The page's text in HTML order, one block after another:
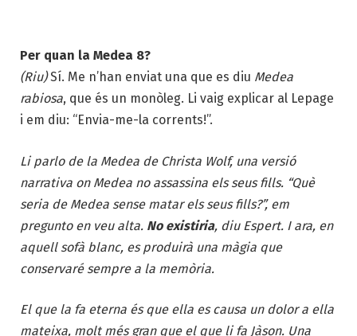
Per quan la Medea 8?
(Riu)Sí. Me n’han enviat una que es diu Medea
rabiosa, que és un monòleg. Li vaig explicar al Lepage
i em diu: “Envia-me-la corrents!”.
Li parlo de la Medea de Christa Wolf, una versió
narrativa on Medea no assassina els seus fills. “Què
seria de Medea sense matar els seus fills?”, em
pregunto en veu alta. No existiria, diu Espert. I ara, en
aquell sofà blanc, es produirà una màgia que
conservaré sempre a la memòria.
El que la fa eterna és que ella es causa un dolor a ella
mateixa, molt més gran que el que li fa Jàson. Una